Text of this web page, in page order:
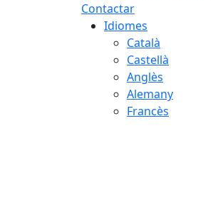
Contactar
Idiomes
Català
Castellà
Anglès
Alemany
Francès